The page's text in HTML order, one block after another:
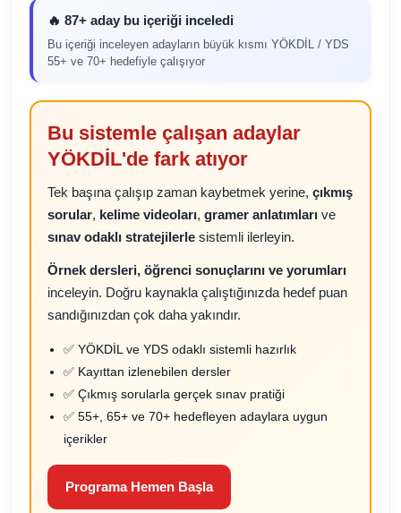
🔥 87+ aday bu içeriği inceledi
Bu içeriği inceleyen adayların büyük kısmı YÖKDİL / YDS
55+ ve 70+ hedefiyle çalışıyor
Bu sistemle çalışan adaylar
YÖKDİL'de fark atıyor
Tek başına çalışıp zaman kaybetmek yerine, çıkmış
sorular, kelime videoları, gramer anlatımları ve
sınav odaklı stratejilerle sistemli ilerleyin.
Örnek dersleri, öğrenci sonuçlarını ve yorumları
inceleyin. Doğru kaynakla çalıştığınızda hedef puan
sandığınızdan çok daha yakındır.
✅ YÖKDİL ve YDS odaklı sistemli hazırlık
✅ Kayıttan izlenebilen dersler
✅ Çıkmış sorularla gerçek sınav pratiği
✅ 55+, 65+ ve 70+ hedefleyen adaylara uygun
içerikler
Programa Hemen Başla